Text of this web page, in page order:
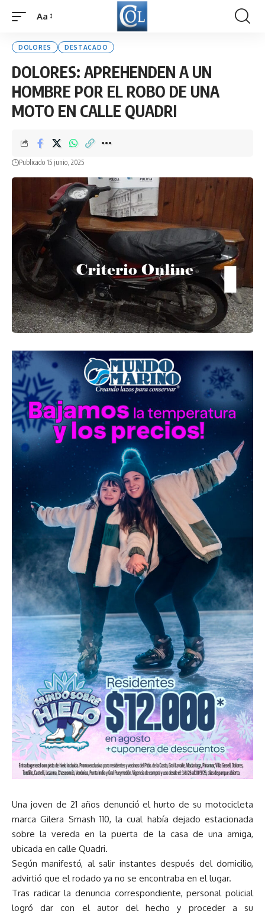
Font
Aa
DOLORES DESTACADO
DOLORES: APREHENDEN A UN
HOMBRE POR EL ROBO DE UNA
MOTO EN CALLE QUADRI
Publicado 15 junio, 2025
Una joven de 21 años denunció el hurto de su motocicleta
marca Gilera Smash 110, la cual había dejado estacionada
sobre la vereda en la puerta de la casa de una amiga,
ubicada en calle Quadri.
Según manifestó, al salir instantes después del domicilio,
advirtió que el rodado ya no se encontraba en el lugar.
Tras radicar la denuncia correspondiente, personal policial
logró dar con el autor del hecho y proceder a su